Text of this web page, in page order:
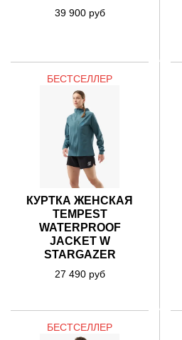
39 900 руб
КУРТКА ЖЕНСКАЯ
TEMPEST
WATERPROOF
JACKET W
STARGAZER
27 490 руб
БЕСТСЕЛЛЕР
БЕСТСЕЛЛЕР